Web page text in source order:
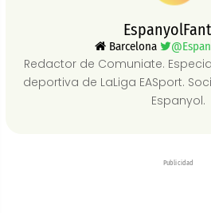
Barcelona
Redactor de Comuniate.
deportiva de LaLiga EASport.
Espanyol.
Publicidad